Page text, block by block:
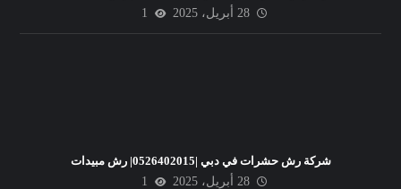
28 أبريل، 2025
1
شركة رش حشرات في دبي |0526402015| رش مبيدات
28 أبريل، 2025
1